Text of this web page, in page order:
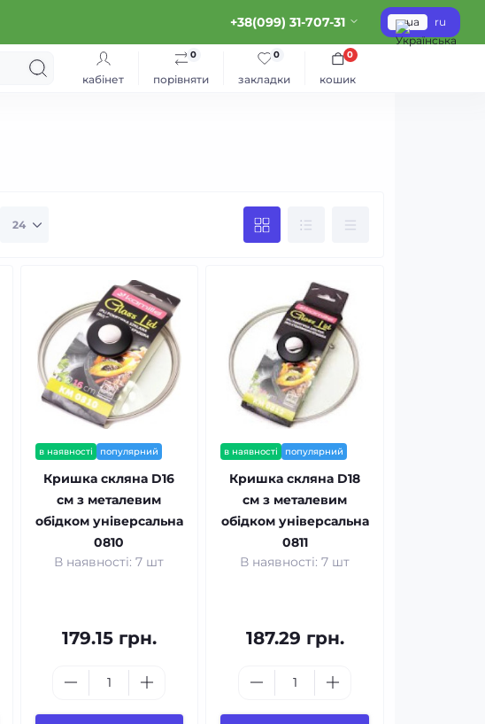
+38(099) 31-707-31 ua ru
кабінет порівняти
0
закладки
0
кошик
0
в наявності популярний
Кришка скляна D16
см з металевим
обідком універсальна
0810
В наявності: 7 шт
179.15 грн.
в наявності популярний
Кришка скляна D18
см з металевим
обідком універсальна
0811
В наявності: 7 шт
187.29 грн.